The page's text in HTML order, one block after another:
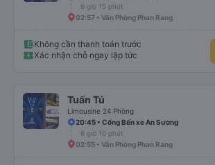
6 giờ 15 phút
02:57 • Văn Phòng Phan Rang
Không cần thanh toán trước
Xác nhận chỗ ngay lập tức
Tuấn Tú
Limousine 24 Phòng
20:45 • Cổng Bến xe An Sương
6 giờ 10 phút
02:55 • Văn Phòng Phan Rang